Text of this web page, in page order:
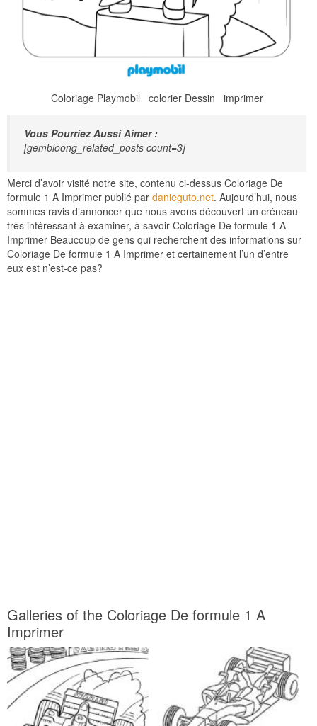
Coloriage Playmobil colorier Dessin imprimer
Vous Pourriez Aussi Aimer :
[gembloong_related_posts count=3]
Merci d’avoir visité notre site, contenu ci-dessus Coloriage De
formule 1 A Imprimer publié par danieguto.net. Aujourd’hui, nous
sommes ravis d’annoncer que nous avons découvert un créneau
très intéressant à examiner, à savoir Coloriage De formule 1 A
Imprimer Beaucoup de gens qui recherchent des informations sur
Coloriage De formule 1 A Imprimer et certainement l’un d’entre
eux est n’est-ce pas?
Galleries of the Coloriage De formule 1 A
Imprimer